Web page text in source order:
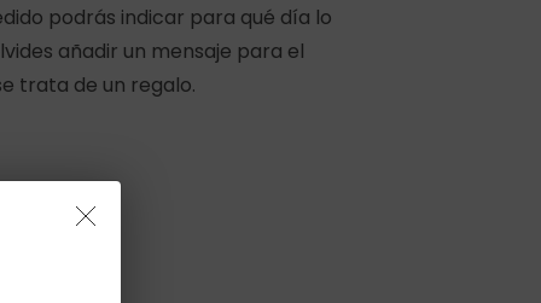
podrás indicar para qué día lo
añadir un mensaje para el
trata de un regalo.